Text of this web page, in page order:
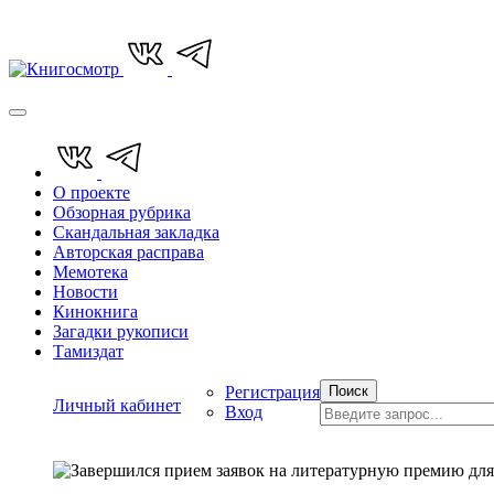
О проекте
Обзорная рубрика
Скандальная закладка
Авторская расправа
Мемотека
Новости
Кинокнига
Загадки рукописи
Тамиздат
Личный кабинет
Регистрация
Вход
Поиск